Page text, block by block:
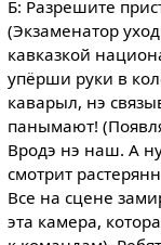
Б: Разрешите
(Экзаменатор
кавказкой
упёрши руки в
каварыл, нэ
панымают!
Вродэ нэ наш. А
смотрит
Все на сцене
эта камера,